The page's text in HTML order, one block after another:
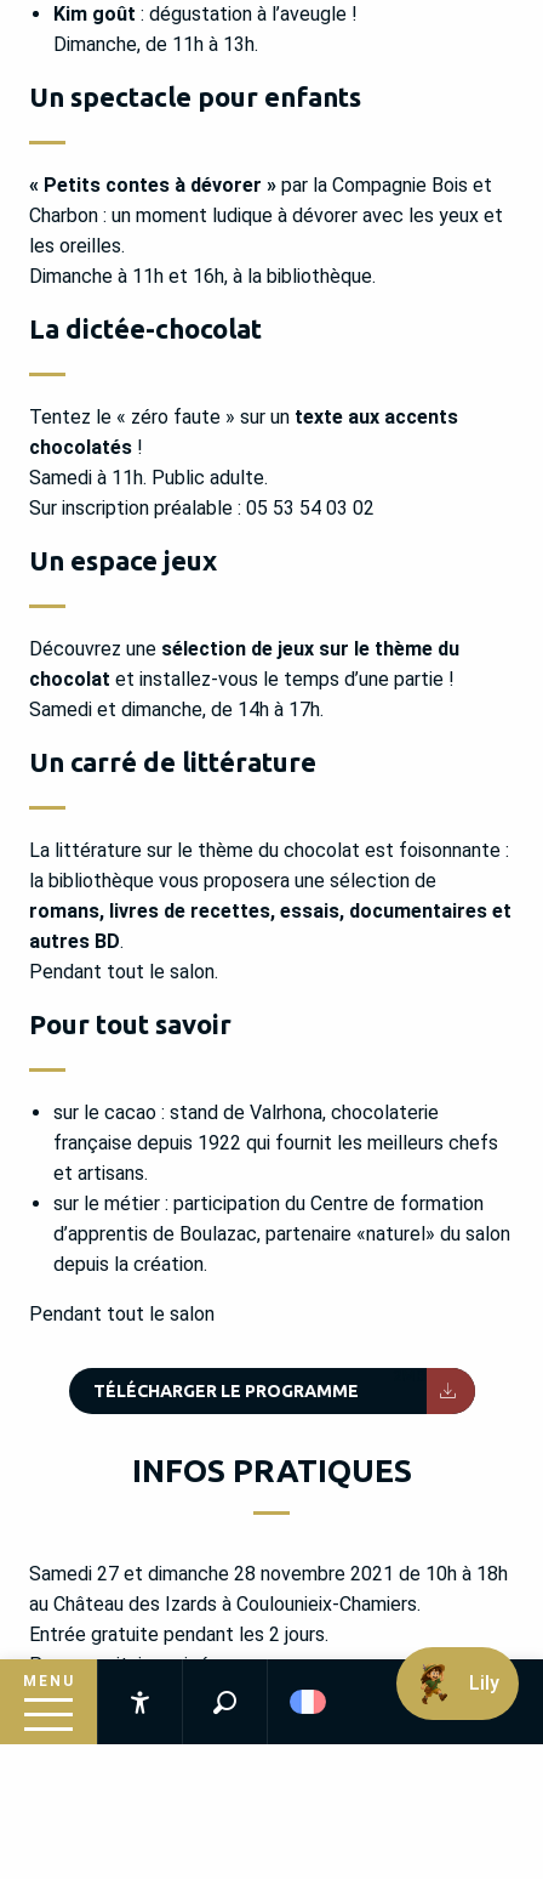
MENU
Recherche
Kim goût : dégustation à l’aveugle !
Dimanche, de 11h à 13h.
Un spectacle pour enfants
« Petits contes à dévorer » par la Compagnie Bois et
Charbon : un moment ludique à dévorer avec les yeux et
les oreilles.
Dimanche à 11h et 16h, à la bibliothèque.
La dictée-chocolat
Tentez le « zéro faute » sur un texte aux accents
chocolatés !
Samedi à 11h. Public adulte.
Sur inscription préalable : 05 53 54 03 02
Un espace jeux
Découvrez une sélection de jeux sur le thème du
chocolat et installez-vous le temps d’une partie !
Samedi et dimanche, de 14h à 17h.
Un carré de littérature
La littérature sur le thème du chocolat est foisonnante :
la bibliothèque vous proposera une sélection de
romans, livres de recettes, essais, documentaires et
autres BD.
Pendant tout le salon.
Pour tout savoir
sur le cacao : stand de Valrhona, chocolaterie
française depuis 1922 qui fournit les meilleurs chefs
et artisans.
sur le métier : participation du Centre de formation
d’apprentis de Boulazac, partenaire «naturel» du salon
depuis la création.
Pendant tout le salon
TÉLÉCHARGER LE PROGRAMME
INFOS PRATIQUES
Samedi 27 et dimanche 28 novembre 2021 de 10h à 18h
au Château des Izards à Coulounieix-Chamiers.
Entrée gratuite pendant les 2 jours.
Passe sanitaire exigé.
Inauguration samedi 27/11 à 10h.
Lily